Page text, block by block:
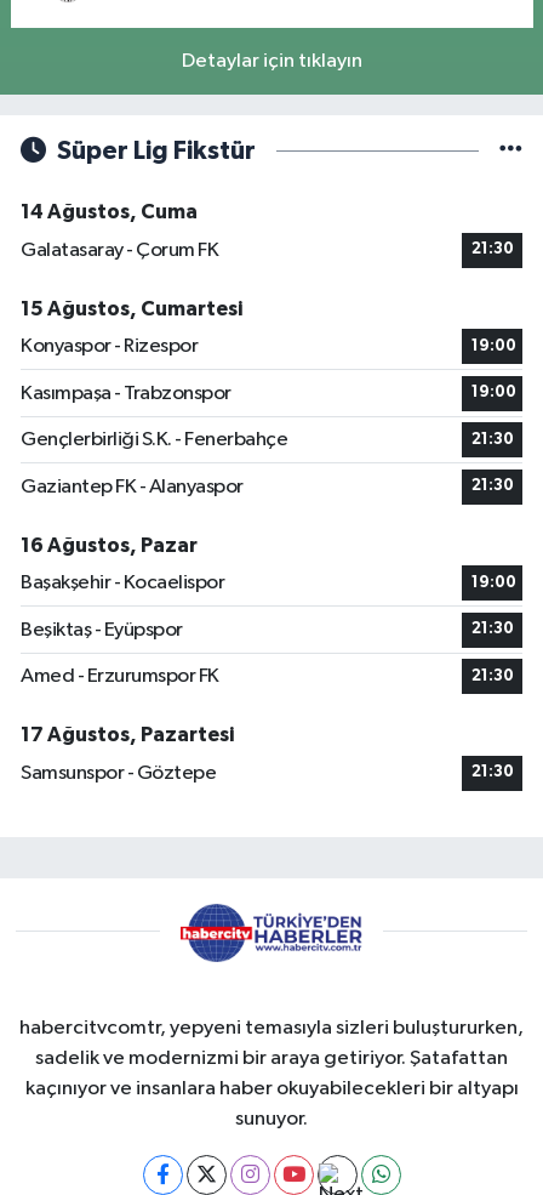
Detaylar için tıklayın
Süper Lig Fikstür
14 Ağustos, Cuma
Galatasaray - Çorum FK
21:30
15 Ağustos, Cumartesi
Konyaspor - Rizespor
19:00
Kasımpaşa - Trabzonspor 19:00
Gençlerbirliği S.K. - Fenerbahçe 21:30
Gaziantep FK - Alanyaspor 21:30
16 Ağustos, Pazar
Başakşehir - Kocaelispor
19:00
Beşiktaş - Eyüpspor 21:30
Amed - Erzurumspor FK 21:30
17 Ağustos, Pazartesi
Samsunspor - Göztepe
21:30
habercitvcomtr, yepyeni temasıyla sizleri buluştururken,
sadelik ve modernizmi bir araya getiriyor. Şatafattan
kaçınıyor ve insanlara haber okuyabilecekleri bir altyapı
sunuyor.